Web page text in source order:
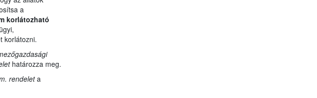
a
korlátozható
korlátozni.
határozza meg.
rendeleta